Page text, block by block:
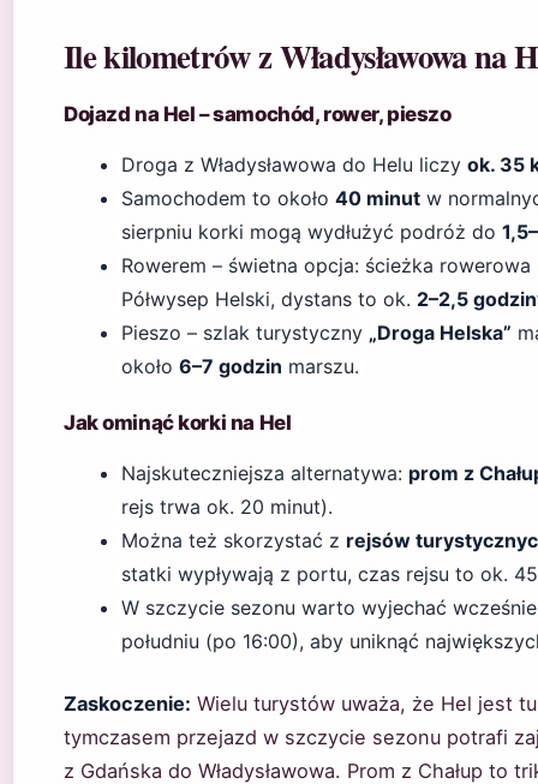
Ile kilometrów z Władysławowa na
Dojazd na Hel – samochód, rower, pieszo
Droga z Władysławowa do Helu liczy ok. 35
Samochodem to około 40 minut w
sierpniu korki mogą wydłużyć podróż do
Rowerem – świetna opcja: ścieżka
Półwysep Helski, dystans to ok. 2–2,5
Pieszo – szlak turystyczny „Droga Helska”
około 6–7 godzin marszu.
Jak ominąć korki na Hel
Najskuteczniejsza alternatywa: prom z
rejs trwa ok. 20 minut).
Można też skorzystać z rejsów
statki wypływają z portu, czas rejsu to ok.
W szczycie sezonu warto wyjechać
południu (po 16:00), aby uniknąć
Zaskoczenie: Wielu turystów uważa, że Hel jest
tymczasem przejazd w szczycie sezonu potrafi
z Gdańska do Władysławowa. Prom z Chałup to